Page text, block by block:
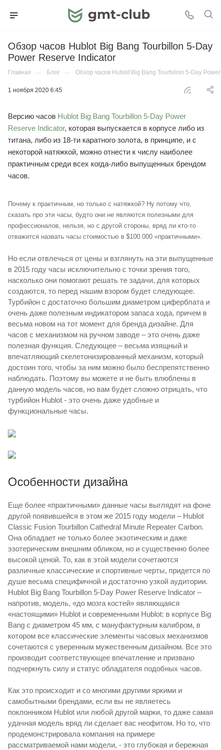
Обзор часов Hublot Big Bang Tourbillon 5-Day
Power Reserve Indicator
Главная — Блог — Обзор часов Hublot Big Bang Tourbillon 5-Day
1 ноября 2020 6:45
Версию часов Hublot Big Bang Tourbillon 5-Day Power
Reserve Indicator, которая выпускается в корпусе либо из
титана, либо из 18-ти каратного золота, в принципе, и с
некоторой натяжкой, можно отнести к числу наиболее
практичным среди всех когда-либо выпущенных брендом
часов.
Почему к практичным, но только с натяжкой? Ну потому что,
сказать про эти часы, будто они не являются полезными для
профессионалов, нельзя, но с другой стороны, вряд ли кто-то
отважится назвать часы стоимостью в $100.000 «практичными».
Но если отвлечься от цены и взглянуть на эти выпущенные
в 2015 году часы исключительно с точки зрения того,
насколько они помогают решать те задачи, для которых
создаются, то перед нашим взором будет следующее.
Турбийон с достаточно большим диаметром циферблата и
очень даже полезным индикатором запаса хода, причем в
весьма новом на тот момент для бренда дизайне. Для
часов с механизмом на ручном заводе – это очень даже
полезная функция. Следующее – весьма изящный и
впечатляющий скелетонизированный механизм, который
достоин того, чтобы за ним можно было беспрепятственно
наблюдать. Поэтому вы можете и не быть влюблены в
данную модель часов, но вам будет сложно отрицать, что
турбийон Hublot - это очень даже удобные и
функциональные часы.
Особенности дизайна
Еще более «практичными» данные часы выглядят на фоне
другой появившейся в этом же 2015 году модели – Hublot
Classic Fusion Tourbillon Cathedral Minute Repeater Carbon.
Она обладает не только более экзотическим и даже
эзотерическим внешним обликом, но и существенно более
высокой ценой. То, как в этой модели сочетаются
различные классические и спортивные черты, придется по
душе весьма специфичной и достаточно узкой аудитории.
Hublot Big Bang Tourbillon 5-Day Power Reserve Indicator –
напротив, модель, «до мозга костей» являющаяся
«настоящими» Hublot и современными Hublot: в корпусе Big
Bang с диаметром 45 мм, с мануфактурным калибром, в
котором все классические элементы часовых механизмов
сочетаются с уверенным мужественным дизайном. Все это
производит соответствующее впечатление и призвано
подчеркнуть силу и статус обладателя подобных часов.
Как это происходит и со многими другими яркими и
самобытными брендами, если вы не являетесь
поклонником Hublot или любой другой марки, то даже самая
удачная модель вряд ли сделает вас неофитом. Но то, что
продемонстрировала компания на примере
рассматриваемой нами модели, - это глубокая и бережная